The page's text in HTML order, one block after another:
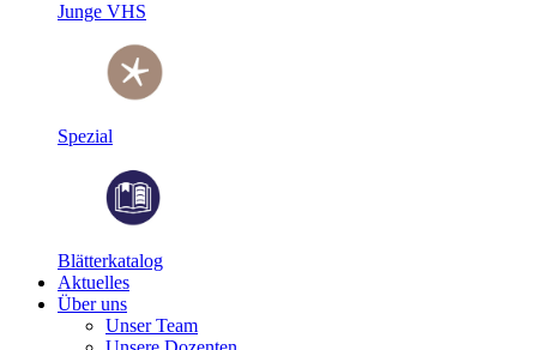
Junge VHS
Spezial
Blätterkatalog
Aktuelles
Über uns
Unser Team